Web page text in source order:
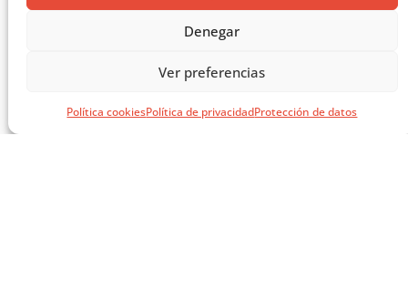
Denegar
Ver preferencias
Política cookiesPolítica de privacidadProtección de datos